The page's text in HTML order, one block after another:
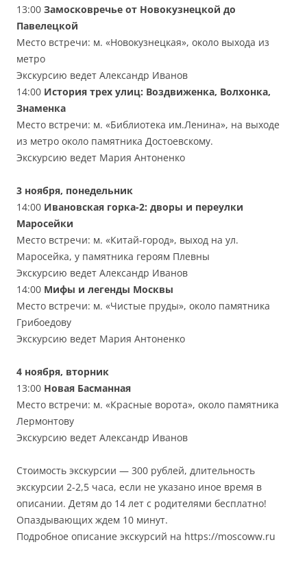
13:00 Замосковречье от Новокузнецкой до
Павелецкой
Место встречи: м. «Новокузнецкая», около выхода из
метро
Экскурсию ведет Александр Иванов
14:00 История трех улиц: Воздвиженка, Волхонка,
Знаменка
Место встречи: м. «Библиотека им.Ленина», на выходе
из метро около памятника Достоевскому.
Экскурсию ведет Мария Антоненко
3 ноября, понедельник
14:00 Ивановская горка-2: дворы и переулки
Маросейки
Место встречи: м. «Китай-город», выход на ул.
Маросейка, у памятника героям Плевны
Экскурсию ведет Александр Иванов
14:00 Мифы и легенды Москвы
Место встречи: м. «Чистые пруды», около памятника
Грибоедову
Экскурсию ведет Мария Антоненко
4 ноября, вторник
13:00 Новая Басманная
Место встречи: м. «Красные ворота», около памятника
Лермонтову
Экскурсию ведет Александр Иванов
Стоимость экскурсии — 300 рублей, длительность
экскурсии 2-2,5 часа, если не указано иное время в
описании. Детям до 14 лет с родителями бесплатно!
Опаздывающих ждем 10 минут.
Подробное описание экскурсий на https://moscoww.ru